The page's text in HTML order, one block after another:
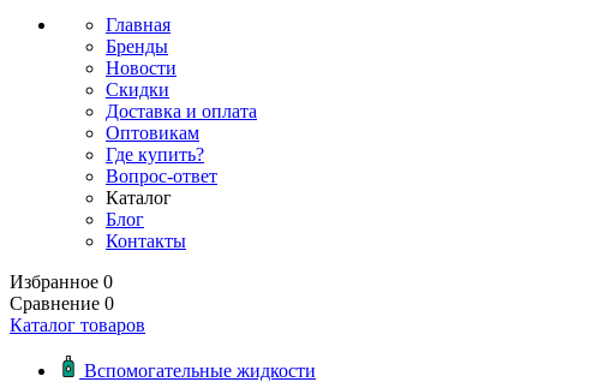
Главная
Бренды
Новости
Скидки
Доставка и оплата
Оптовикам
Где купить?
Вопрос-ответ
Каталог
Блог
Контакты
Избранное 0
Сравнение 0
Каталог товаров
Вспомогательные жидкости